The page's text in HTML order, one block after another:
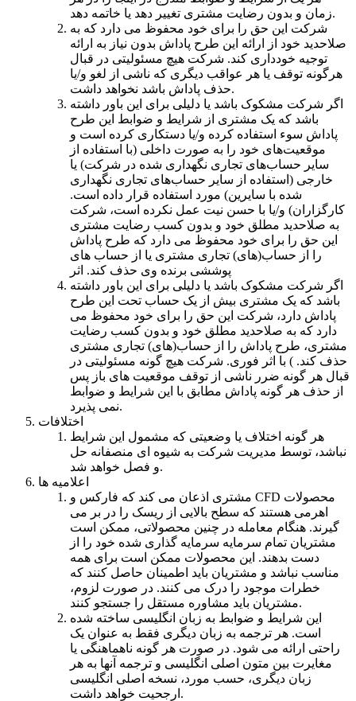
زمان و بدون رضایت مشتری تغییر دهد یا خاتمه دهد.
شرکت این حق را برای خود محفوظ می دارد که به
صلاحدید خود از ارائه این طرح پاداش بدون نیاز به ارائه
توجیه خودداری کند. شرکت هیچ مسئولیتی در قبال
هرگونه توقف یا هر عواقب دیگری که ناشی از لغو و/یا
حذف پاداش باشد نخواهد داشت.
اگر شرکت مشکوک باشد یا دلیلی برای این باور داشته
باشد که یک مشتری از شرایط و ضوابط این طرح
پاداش سوء استفاده کرده و/یا دستکاری کرده است و
موقعیت‌های خود را به صورت داخلی (با استفاده از
سایر حساب‌های تجاری نگهداری شده در شرکت) یا
خارجی (استفاده از سایر حساب‌های تجاری نگهداری
شده با سایرین) مورد استفاده قرار داده است.
کارگزاران) و/یا با حسن نیت عمل نکرده است، شرکت
به صلاحدید مطلق خود و بدون کسب رضایت مشتری
این حق را برای خود محفوظ می دارد که طرح پاداش
را از حساب(های) تجاری مشتری یا از حساب های
پوششی برنده وی حذف کند. اثر
اگر شرکت مشکوک باشد یا دلیلی برای این باور داشته
باشد که یک مشتری بیش از یک حساب تحت این طرح
پاداش دارد، شرکت این حق را برای خود محفوظ می
دارد که به صلاحدید مطلق خود و بدون کسب رضایت
مشتری، طرح پاداش را از حساب(های) تجاری مشتری
حذف کند. ) با اثر فوری. شرکت هیچ گونه مسئولیتی در
قبال هر گونه ضرر ناشی از توقف موقعیت های باز پس
از حذف هر گونه پاداش مطابق با این شرایط و ضوابط
نمی پذیرد.
اختلافات
هر گونه اختلاف یا وضعیتی که مشمول این شرایط
نباشد، توسط مدیریت شرکت به شیوه ای منصفانه حل
و فصل خواهد شد.
اعلامیه ها
مشتری اذعان می کند که فارکس و CFD محصولات
اهرمی هستند که سطح بالایی از ریسک را در بر می
گیرند. هنگام معامله در چنین محصولاتی، ممکن است
مشتریان تمام سرمایه سرمایه گذاری شده خود را از
دست بدهند. این محصولات ممکن است برای همه
مناسب نباشد و مشتریان باید اطمینان حاصل کنند که
خطرات موجود را درک می کنند. در صورت لزوم،
مشتریان باید مشاوره مستقل را جستجو کنند.
این شرایط و ضوابط به زبان انگلیسی ساخته شده
است. هر ترجمه به زبان دیگری فقط به عنوان یک
راحتی ارائه می شود. در صورت هر گونه ناهماهنگی یا
مغایرت بین متون اصلی انگلیسی و ترجمه آنها به هر
زبان دیگری، حسب مورد، نسخه اصلی انگلیسی
ارجحیت خواهد داشت.